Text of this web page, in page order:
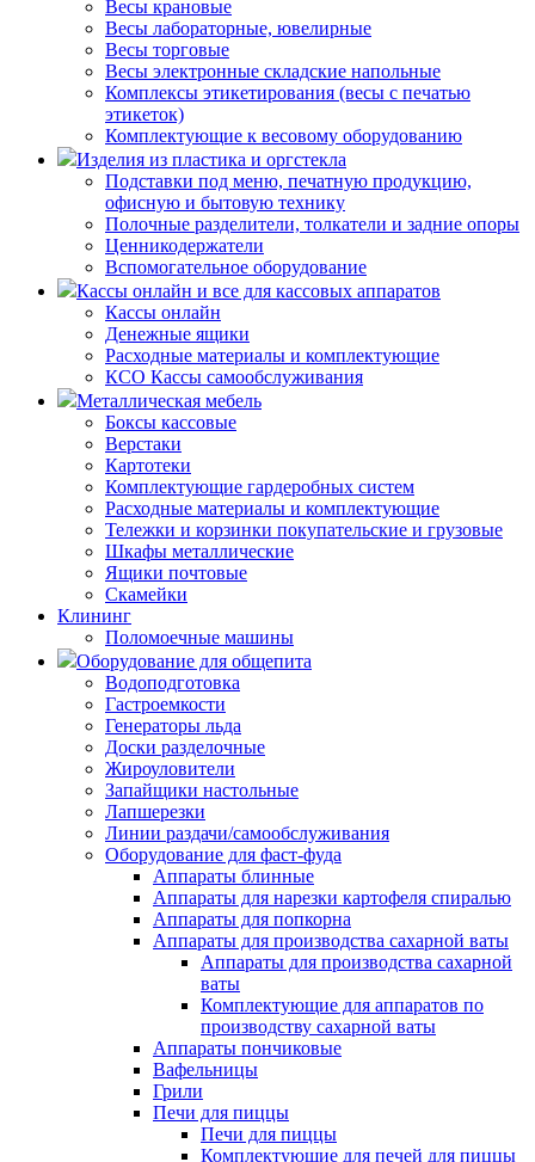
Весы крановые
Весы лабораторные, ювелирные
Весы торговые
Весы электронные складские напольные
Комплексы этикетирования (весы с печатью
этикеток)
Комплектующие к весовому оборудованию
Изделия из пластика и оргстекла
Подставки под меню, печатную продукцию,
офисную и бытовую технику
Полочные разделители, толкатели и задние опоры
Ценникодержатели
Вспомогательное оборудование
Кассы онлайн и все для кассовых аппаратов
Кассы онлайн
Денежные ящики
Расходные материалы и комплектующие
КСО Кассы самообслуживания
Металлическая мебель
Боксы кассовые
Верстаки
Картотеки
Комплектующие гардеробных систем
Расходные материалы и комплектующие
Тележки и корзинки покупательские и грузовые
Шкафы металлические
Ящики почтовые
Скамейки
Клининг
Поломоечные машины
Оборудование для общепита
Водоподготовка
Гастроемкости
Генераторы льда
Доски разделочные
Жироуловители
Запайщики настольные
Лапшерезки
Линии раздачи/самообслуживания
Оборудование для фаст-фуда
Аппараты блинные
Аппараты для нарезки картофеля спиралью
Аппараты для попкорна
Аппараты для производства сахарной ваты
Аппараты для производства сахарной
ваты
Комплектующие для аппаратов по
производству сахарной ваты
Аппараты пончиковые
Вафельницы
Грили
Печи для пиццы
Печи для пиццы
Комплектующие для печей для пиццы